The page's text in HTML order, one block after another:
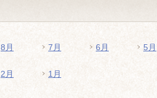
8月 7月 6月 5月
2月 1月